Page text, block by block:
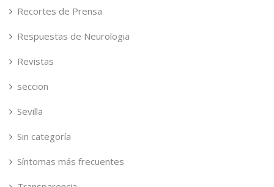
Recortes de Prensa
Respuestas de Neurologia
Revistas
seccion
Sevilla
Sin categoría
Síntomas más frecuentes